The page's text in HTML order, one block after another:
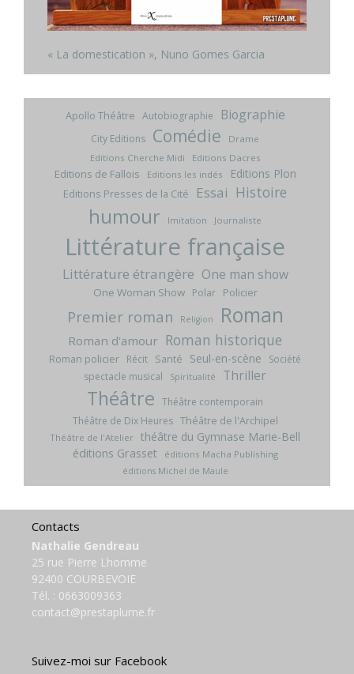
« La domestication », Nuno Gomes Garcia
Apollo Théâtre Autobiographie Biographie
City Editions Comédie
Drame
Editions Cherche Midi
Editions Dacres
Editions de Fallois Editions les indés Editions Plon
Editions Presses de la Cité Essai Histoire
humour Imitation Journaliste
Littérature française
Littérature étrangère One man show
One Woman Show Polar Policier
Premier roman Religion Roman
Roman d'amour Roman historique
Roman policier Récit Santé Seul-en-scène
Société
spectacle musical
Spiritualité Thriller
Théâtre Théâtre contemporain
Théâtre de Dix Heures Théâtre de l'Archipel
Théâtre de l'Atelier théâtre du Gymnase Marie-Bell
éditions Grasset
éditions Macha Publishing
éditions Michel de Maule
Contacts
Nathalie Gendreau
25 rue Pierre Lhomme
92400 COURBEVOIE
Tél. : 0663009363
contact@prestaplume.fr
Suivez-moi sur Facebook